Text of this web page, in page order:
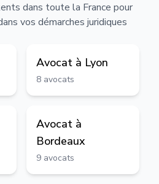
dans toute la France pour
vos démarches juridiques
Avocat à Lyon
8 avocats
Avocat à
Bordeaux
9 avocats